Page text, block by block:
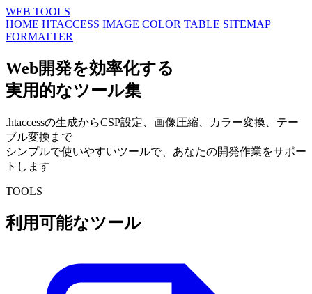
WEB TOOLS
HOME HTACCESS IMAGE COLOR TABLE SITEMAP
FORMATTER
Web開発を効率化する
実用的なツール集
.htaccessの生成からCSP設定、画像圧縮、カラー変換、テー
ブル変換まで
シンプルで使いやすいツールで、あなたの開発作業をサポー
トします
TOOLS
利用可能なツール